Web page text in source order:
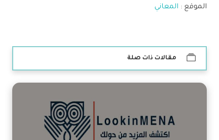
الموقع : المعاني
مقالات ذات صلة